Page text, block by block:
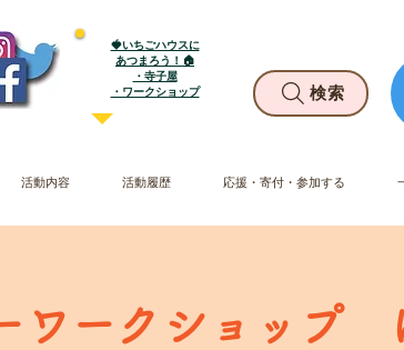
🍓いちごハウスに
あつまろう！🏠
・寺子屋
​・ワークショップ
検索
活動内容 活動履歴 応援・寄付・参加する
ワークショップ